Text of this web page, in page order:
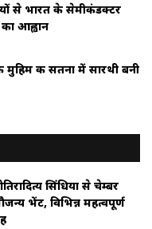
से भारत के सेमीकंडक्टर
आह्वान
मुहिम की सतना में सारथी बनी
सिंधिया से चेम्बर
भेंट, विभिन्न महत्वपूर्ण